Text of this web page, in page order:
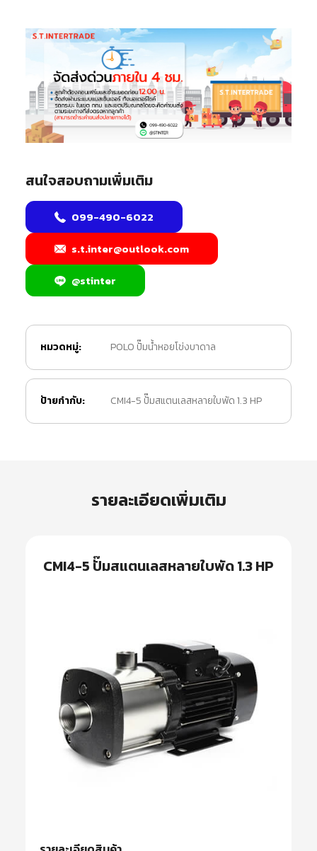
สนใจสอบถามเพิ่มเติม
099-490-6022
s.t.inter@outlook.com
@stinter
หมวดหมู่: POLO ปั๊มน้ำหอยโข่งบาดาล
ป้ายกำกับ: CMI4-5 ปั๊มสแตนเลสหลายใบพัด 1.3 HP
รายละเอียดเพิ่มเติม
CMI4-5 ปั๊มสแตนเลสหลายใบพัด 1.3 HP